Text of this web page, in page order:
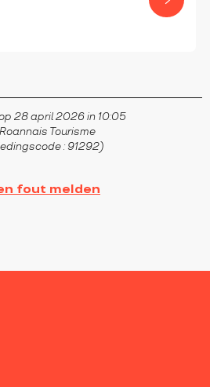
28 april 2026 in 10:05
Tourisme
: 91292)
fout melden